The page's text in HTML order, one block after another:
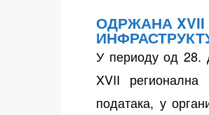
ОДРЖАНА
У периоду од 28.
XVII регионална
података, у